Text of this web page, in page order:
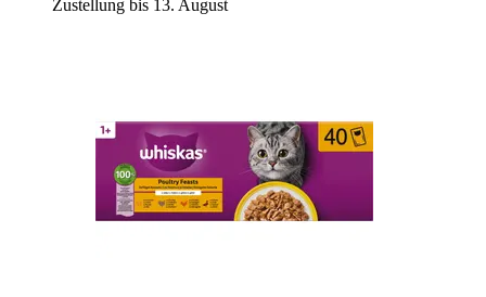
Zustellung bis 13. August